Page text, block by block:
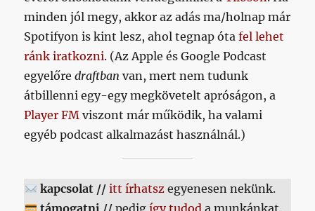
minden jól megy, akkor az adás ma/holnap már
Spotifyon is kint lesz, ahol tegnap ótafel lehet
ránk iratkozni. (Az Apple és Google Podcast
egyelőredraftban van, mert nem tudunk
átbillenni egy-egy megkövetelt apróságon, a
Player FM viszont már működik, ha valami
egyéb podcast alkalmazást használnál.)
kapcsolat // itt írhatszegyenesen nekünk.
támogatni //pedig így tudod a munkánkat.